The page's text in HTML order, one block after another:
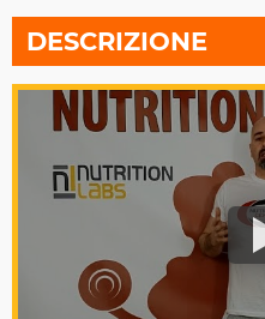
DESCRIZIONE